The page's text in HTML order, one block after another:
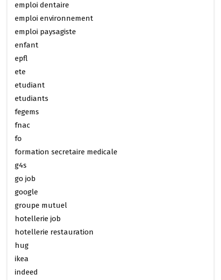
emploi dentaire
emploi environnement
emploi paysagiste
enfant
epfl
ete
etudiant
etudiants
fegems
fnac
fo
formation secretaire medicale
g4s
go job
google
groupe mutuel
hotellerie job
hotellerie restauration
hug
ikea
indeed